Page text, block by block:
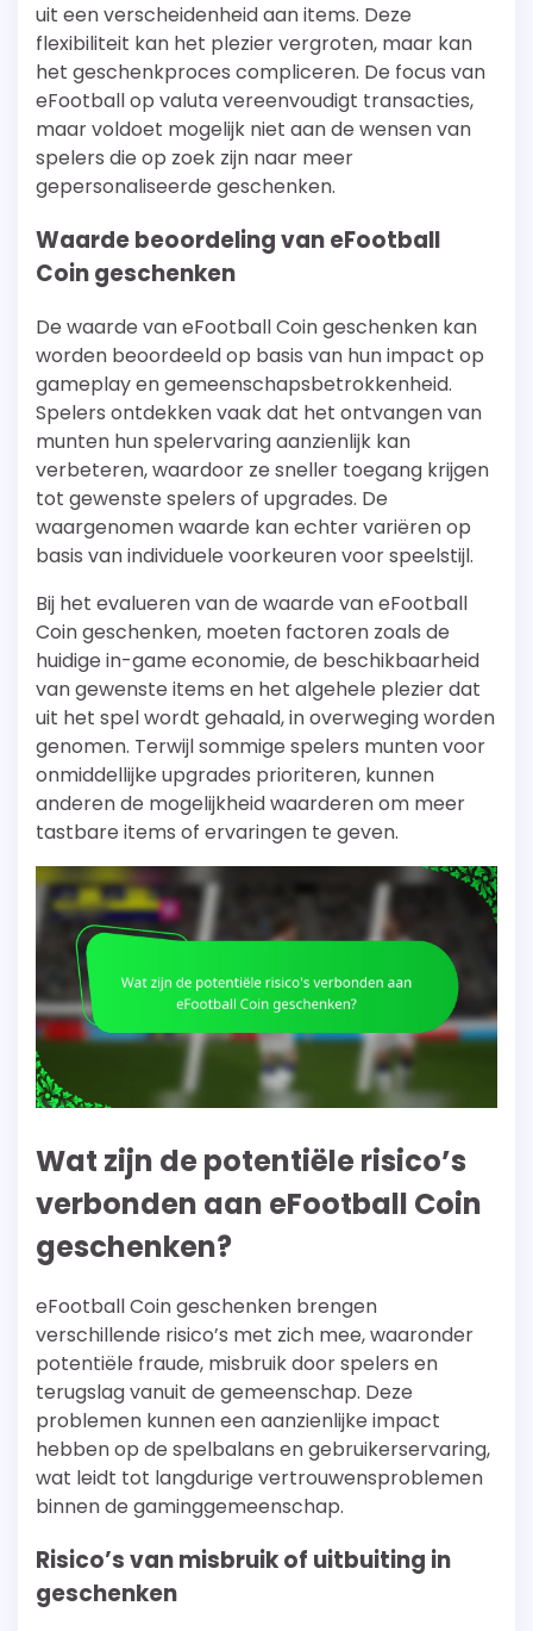
uit een verscheidenheid aan items. Deze
flexibiliteit kan het plezier vergroten, maar kan
het geschenkproces compliceren. De focus van
eFootball op valuta vereenvoudigt transacties,
maar voldoet mogelijk niet aan de wensen van
spelers die op zoek zijn naar meer
gepersonaliseerde geschenken.
Waarde beoordeling van eFootball
Coin geschenken
De waarde van eFootball Coin geschenken kan
worden beoordeeld op basis van hun impact op
gameplay en gemeenschapsbetrokkenheid.
Spelers ontdekken vaak dat het ontvangen van
munten hun spelervaring aanzienlijk kan
verbeteren, waardoor ze sneller toegang krijgen
tot gewenste spelers of upgrades. De
waargenomen waarde kan echter variëren op
basis van individuele voorkeuren voor speelstijl.
Bij het evalueren van de waarde van eFootball
Coin geschenken, moeten factoren zoals de
huidige in-game economie, de beschikbaarheid
van gewenste items en het algehele plezier dat
uit het spel wordt gehaald, in overweging worden
genomen. Terwijl sommige spelers munten voor
onmiddellijke upgrades prioriteren, kunnen
anderen de mogelijkheid waarderen om meer
tastbare items of ervaringen te geven.
Wat zijn de potentiële risico’s
verbonden aan eFootball Coin
geschenken?
eFootball Coin geschenken brengen
verschillende risico’s met zich mee, waaronder
potentiële fraude, misbruik door spelers en
terugslag vanuit de gemeenschap. Deze
problemen kunnen een aanzienlijke impact
hebben op de spelbalans en gebruikerservaring,
wat leidt tot langdurige vertrouwensproblemen
binnen de gaminggemeenschap.
Risico’s van misbruik of uitbuiting in
geschenken